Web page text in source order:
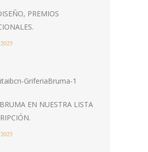
PREMIOS
EN NUESTRA LISTA